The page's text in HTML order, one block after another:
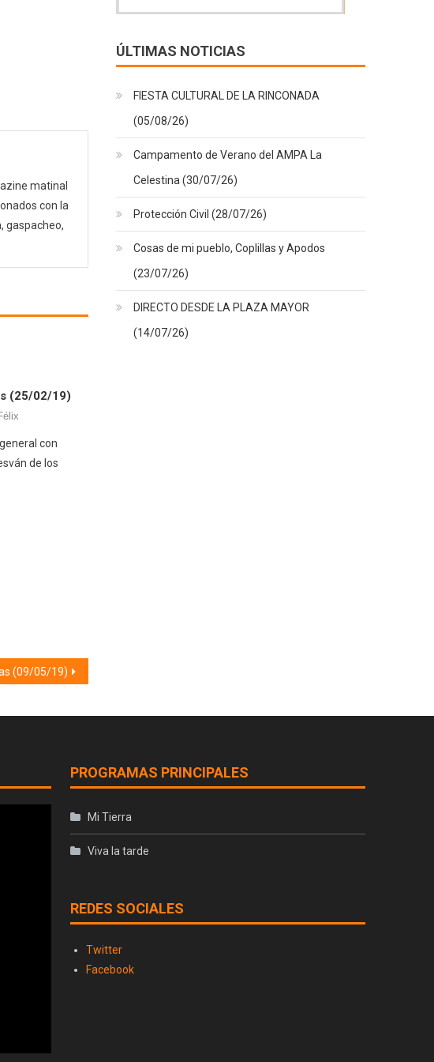
matinal
con la
gaspacheo,
(25/02/19)
con
de los
(09/05/19)
ÚLTIMAS NOTICIAS
FIESTA CULTURAL DE LA RINCONADA
(05/08/26)
Campamento de Verano del AMPA La
Celestina (30/07/26)
Protección Civil (28/07/26)
Cosas de mi pueblo, Coplillas y Apodos
(23/07/26)
DIRECTO DESDE LA PLAZA MAYOR
(14/07/26)
PROGRAMAS PRINCIPALES
Mi Tierra
Viva la tarde
REDES SOCIALES
Twitter
Facebook